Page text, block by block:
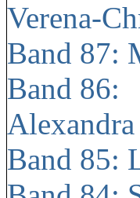
Verena-
Band 87:
Band 86:
Band 85: